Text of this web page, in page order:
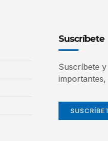
Suscríbete
Suscríbete
importantes,